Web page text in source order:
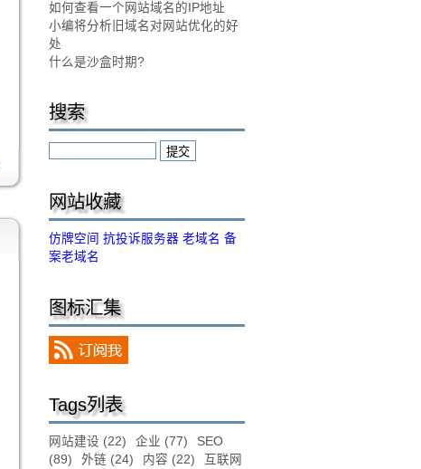
如何查看一个网站域名的IP地址
小编将分析旧域名对网站优化的好
处
什么是沙盒时期?
搜索
网站收藏
仿牌空间 抗投诉服务器 老域名 备
案老域名
图标汇集
Tags列表
网站建设 (22) 企业 (77)
SEO
(89)
外链 (24) 内容 (22)
互联网